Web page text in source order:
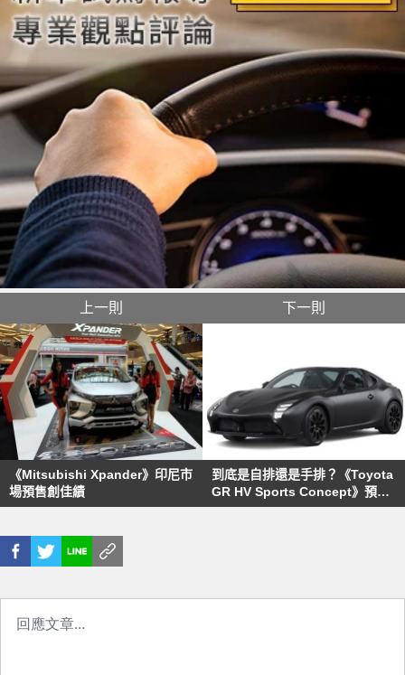
上一則
《Mitsubishi Xpander》印尼市
場預售創佳績
下一則
到底是自排還是手排？《Toyota
GR HV Sports Concept》預告
東京車展登場